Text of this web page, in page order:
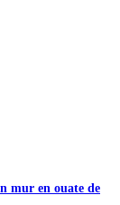
mur en ouate de